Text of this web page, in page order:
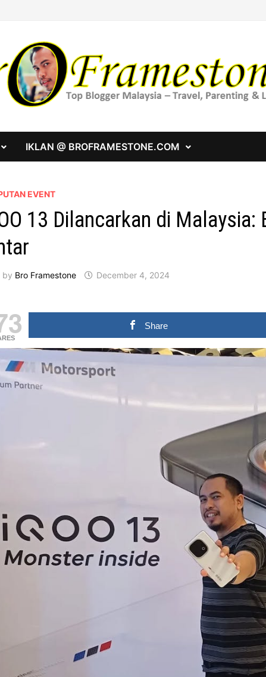
IKLAN @ BROFRAMESTONE.COM
EVENT
13 Dilancarkan di
by Bro Framestone December 4, 2024
Share